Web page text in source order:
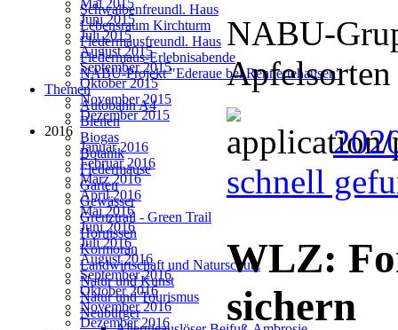
Schwalbenfreundl. Haus
Lebensraum Kirchturm
Fledermausfreundl. Haus
Fledermaus-Erlebnisabende
NABU-Projekt "Ederaue bei Rennertehausen"
Themen
Autobahn A4
Bienen
Biogas
Botanik
Fledermäuse
Garten
Gewässer
Grenztrail - Green Trail
Hornissen
Kormoran
Landwirtschaft und Naturschutz
Natur und Kunst
Natur und Tourismus
Neubürger
Juni 2015
Juli 2015
August 2015
September 2015
Oktober 2015
November 2015
Dezember 2015
2016
Januar 2016
Februar 2016
März 2016
April 2016
Mai 2016
Juni 2016
Juli 2016
August 2016
September 2016
Oktober 2016
November 2016
Dezember 2016
NABU-
schnell
WLZ:
sichern